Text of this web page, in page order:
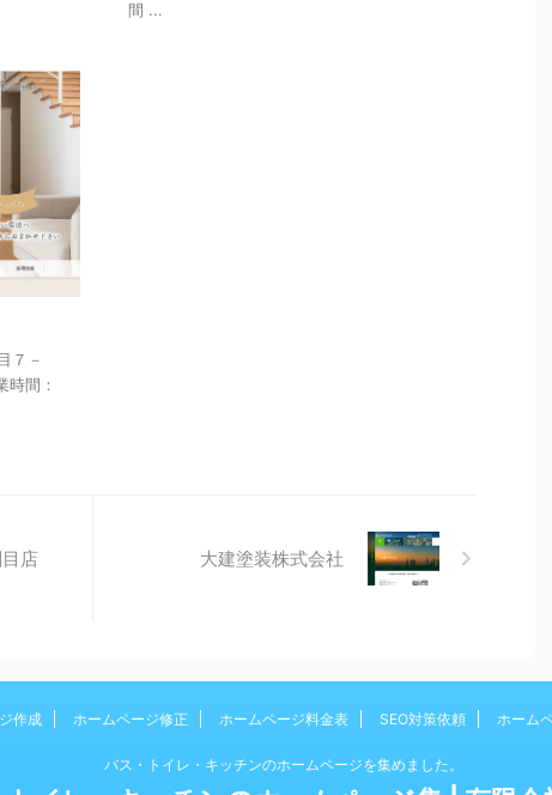
間 ...
７－
時間：
店 大建塗装株式会社
作成 ホームページ修正 ホームページ料金表 SEO対策依頼 ホーム
バス・トイレ・キッチンのホームページを集めました。